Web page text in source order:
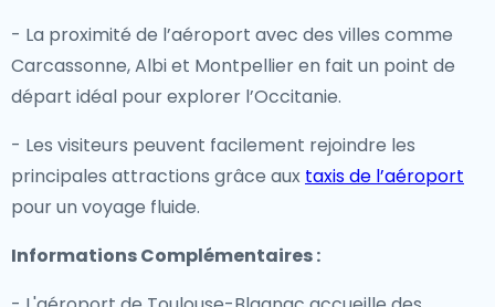
- La proximité de l’aéroport avec des villes comme
Carcassonne, Albi et Montpellier en fait un point de
départ idéal pour explorer l’Occitanie.
- Les visiteurs peuvent facilement rejoindre les
principales attractions grâce aux taxis de l’aéroport
pour un voyage fluide.
Informations Complémentaires :